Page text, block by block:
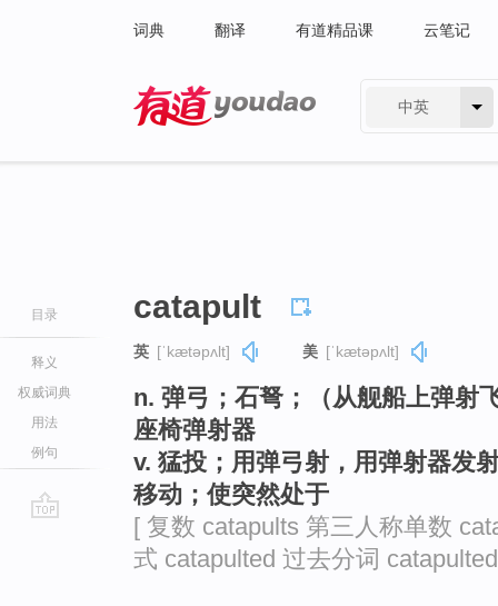
词典 翻译 有道精品课 云笔记
中英
目录
释义
权威词典
用法
例句
catapult
英 [ˈkætəpʌlt] 美 [ˈkætəpʌlt]
n. 弹弓；石弩；（从舰船上弹射
座椅弹射器
v. 猛投；用弹弓射，用弹射器发
移动；使突然处于
[ 复数 catapults 第三人称单数
式 catapulted 过去分词